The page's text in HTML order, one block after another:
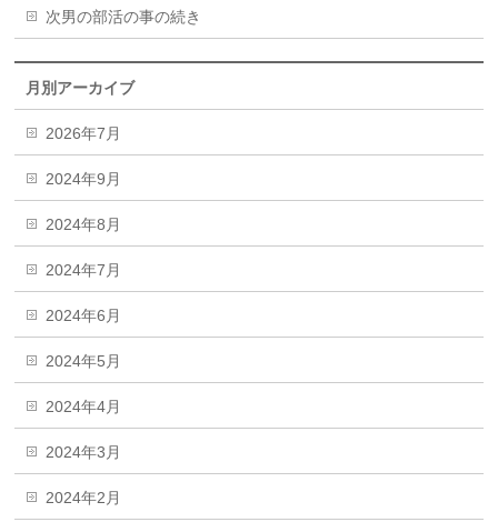
次男の部活の事の続き
月別アーカイブ
2026年7月
2024年9月
2024年8月
2024年7月
2024年6月
2024年5月
2024年4月
2024年3月
2024年2月